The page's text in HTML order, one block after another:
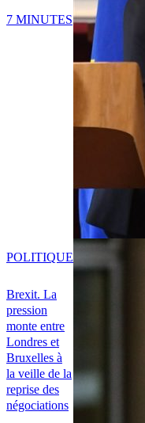
7 MINUTES
Brexit. La
pression
monte entre
Londres et
Bruxelles à
la veille de la
reprise des
négociations
POLITIQUE